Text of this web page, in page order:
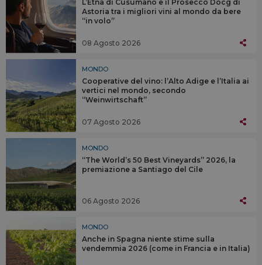
L’Etna di Cusumano e il Prosecco Docg di
Astoria tra i migliori vini al mondo da bere
“in volo”
08 Agosto 2026
MONDO
Cooperative del vino: l’Alto Adige e l’Italia ai
vertici nel mondo, secondo
“Weinwirtschaft”
07 Agosto 2026
MONDO
“The World’s 50 Best Vineyards” 2026, la
premiazione a Santiago del Cile
06 Agosto 2026
MONDO
Anche in Spagna niente stime sulla
vendemmia 2026 (come in Francia e in Italia)